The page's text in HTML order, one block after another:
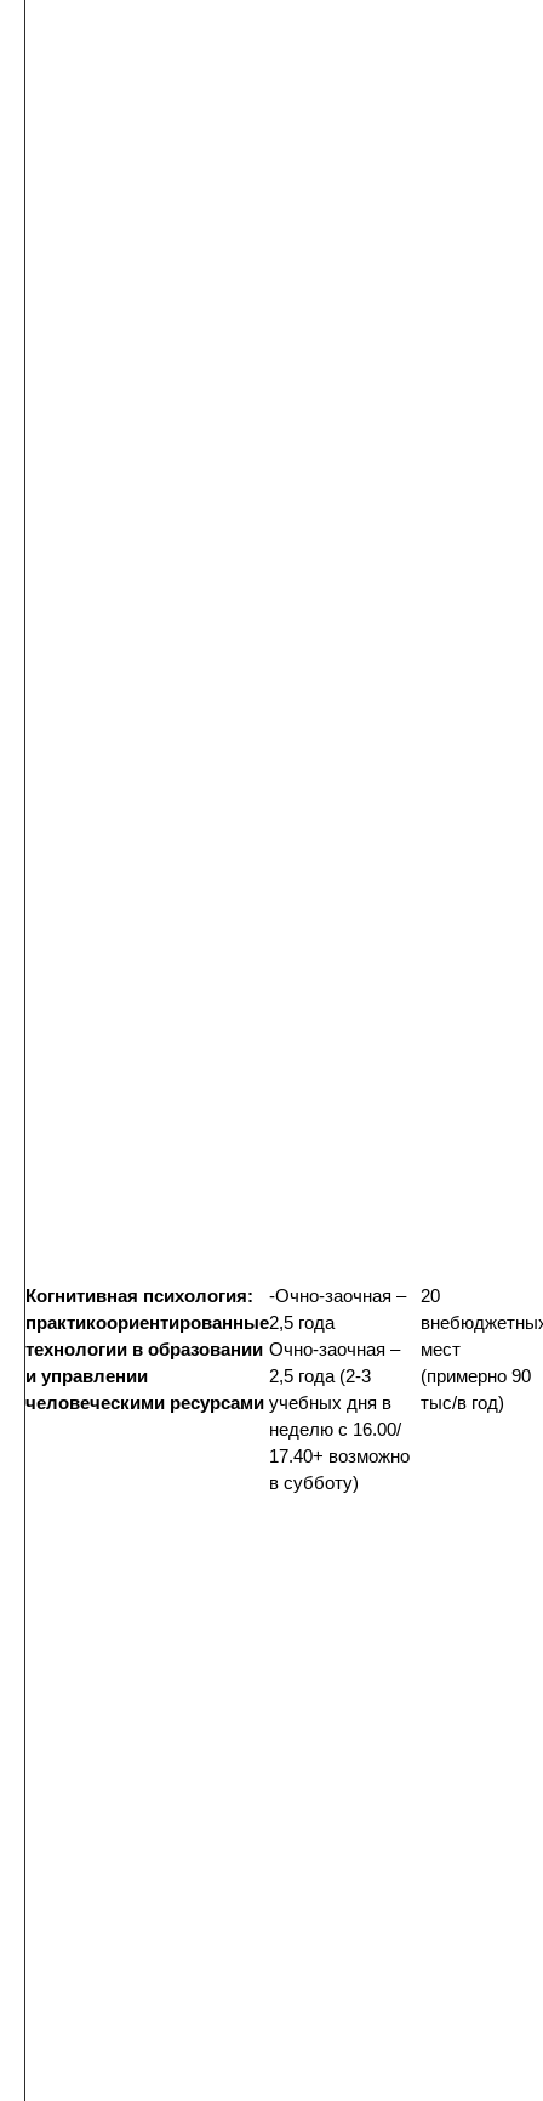
Когнитивная психология:
практикоориентированные
технологии в образовании
и управлении
человеческими ресурсами
-Очно-заочная –
2,5 года
Очно-заочная –
2,5 года (2-3
учебных дня в
неделю с 16.00/
17.40+ возможно
в субботу)
20
мест
(примерно 90
тыс/в год)